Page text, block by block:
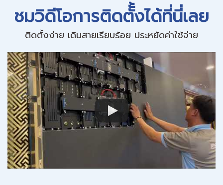
ชมวิดีโอการติดตัั้งได้ที่นี่เลย
ติดตั้งง่าย เดินสายเรียบร้อย ประหยัดค่าใช้จ่าย